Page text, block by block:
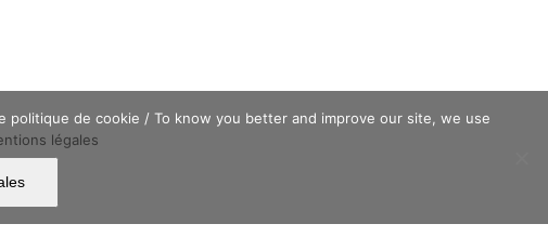
de cookie / To know you better and improve our site, we use
légales